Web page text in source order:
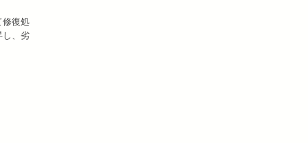
修復処
し、劣